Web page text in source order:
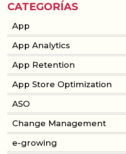
CATEGORÍAS
App
App Analytics
App Retention
App Store Optimization
ASO
Change Management
e-growing